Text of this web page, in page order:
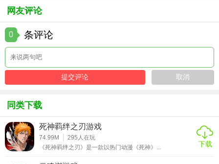
【vam技巧】
品，首先需要熟练掌握游戏内置的编辑工具。通过不断练习
和实践，你可以逐渐掌握角色设计、场景搭建等高级技巧。
2. 多尝试不同的交互方式：VAM 提供了多种交互方式，每种
方式都有其独特的魅力和效果。玩家可以多尝试不同的交互
分享作品。通过社区交流，你可以学到更多实用的技巧，同
时也能发现更多有趣的游戏内容。
网友评论
0 条评论
同类下载
死神羁绊之刃游戏
74.99M 295 人在玩
《死神羁绊之刃》是一款以热门动漫《死神》...
下载